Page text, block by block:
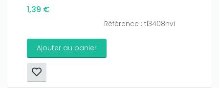
1,39 €
Référence : tl3408hvi
Ajouter au panier